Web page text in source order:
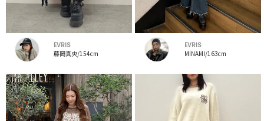
EVRIS
藤岡真央/154cm
EVRIS
MINAMI/163cm